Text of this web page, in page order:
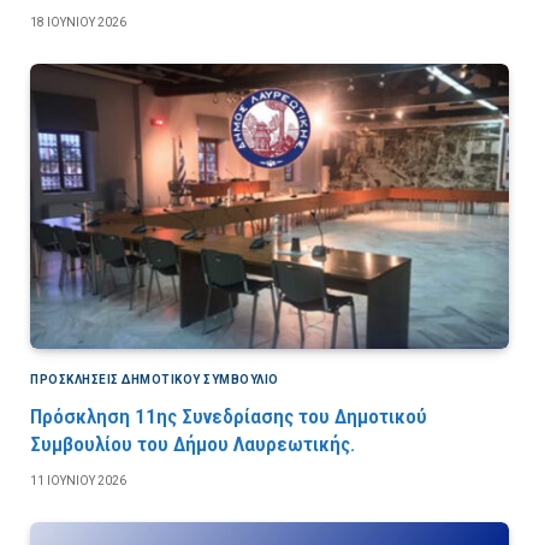
18 ΙΟΥΝΊΟΥ 2026
ΠΡΟΣΚΛΉΣΕΙΣ ΔΗΜΟΤΙΚΟΎ ΣΥΜΒΟΎΛΙΟ
Πρόσκληση 11ης Συνεδρίασης του Δημοτικού
Συμβουλίου του Δήμου Λαυρεωτικής.
11 ΙΟΥΝΊΟΥ 2026